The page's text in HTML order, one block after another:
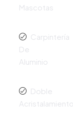
Mascotas
Carpintería
De
Aluminio
Doble
Acristalamiento